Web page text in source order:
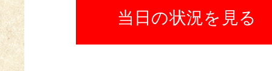
当日の状況を見る